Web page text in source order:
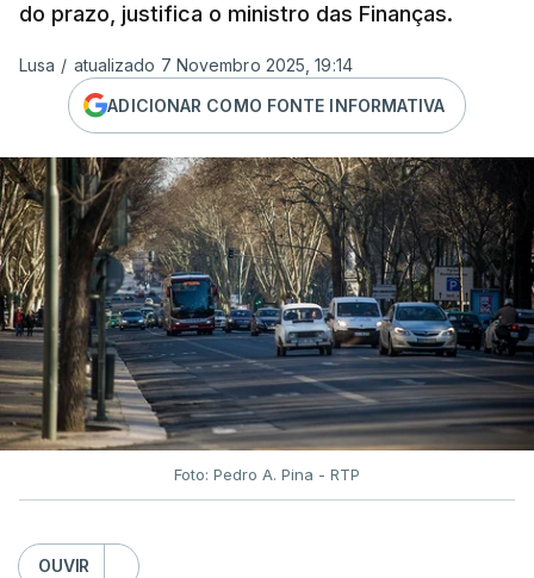
do prazo, justifica o ministro das Finanças.
Lusa / atualizado 7 Novembro 2025, 19:14
ADICIONAR COMO FONTE INFORMATIVA
Foto: Pedro A. Pina - RTP
OUVIR